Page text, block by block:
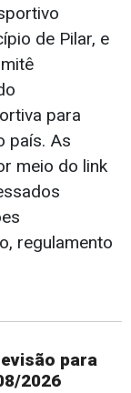
de Pilar, e
para
país. As
meio do link
regulamento
para
2026